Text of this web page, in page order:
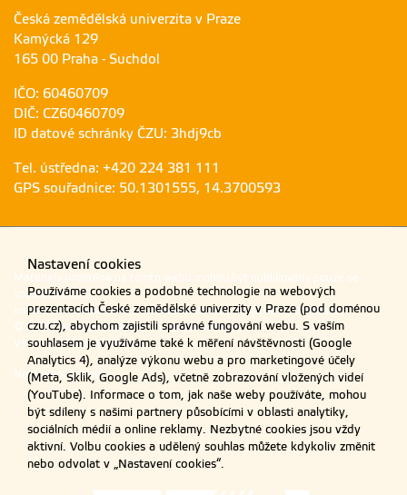
Česká zemědělská univerzita v Praze
Kamýcká 129
165 00 Praha - Suchdol
IČO: 60460709
DIČ: CZ60460709
ID datové schránky ČZU: 3hdj9cb
Tel. ústředna: +420 224 381 111
GPS souřadnice: 50.1301555, 14.3700593
Materiály umístěné na tomto webu mohou být publikovány pouze se
souhlasem ČZU.
Informace o zpracování a ochraně osobních údajů na ČZU v Praze.
© 2026 Česká zemědělská univerzita v Praze
Všechna práva vyhrazena
Nastavení cookies
Nastavení cookies
Používáme cookies a podobné technologie na webových
prezentacích České zemědělské univerzity v Praze (pod doménou
czu.cz), abychom zajistili správné fungování webu. S vaším
souhlasem je využíváme také k měření návštěvnosti (Google
Analytics 4), analýze výkonu webu a pro marketingové účely
(Meta, Sklik, Google Ads), včetně zobrazování vložených videí
(YouTube). Informace o tom, jak naše weby používáte, mohou
být sdíleny s našimi partnery působícími v oblasti analytiky,
sociálních médií a online reklamy. Nezbytné cookies jsou vždy
aktivní. Volbu cookies a udělený souhlas můžete kdykoliv změnit
nebo odvolat v „Nastavení cookies“.